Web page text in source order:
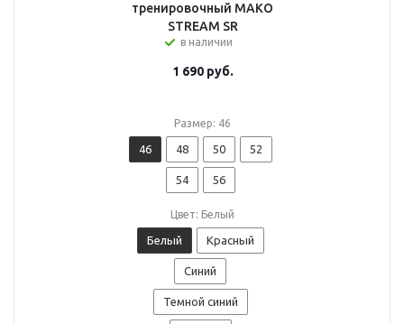
тренировочный MAKO
STREAM SR
в наличии
1 690руб.
Размер: 46
46 48 50 52
54 56
Цвет: Белый
Белый Красный
Синий
Темной синий